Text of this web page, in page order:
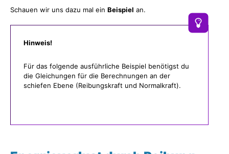
Schauen wir uns dazu mal ein Beispiel an.
Hinweis!
Für das folgende ausführliche Beispiel benötigst du
die Gleichungen für die Berechnungen an der
schiefen Ebene (Reibungskraft und Normalkraft).